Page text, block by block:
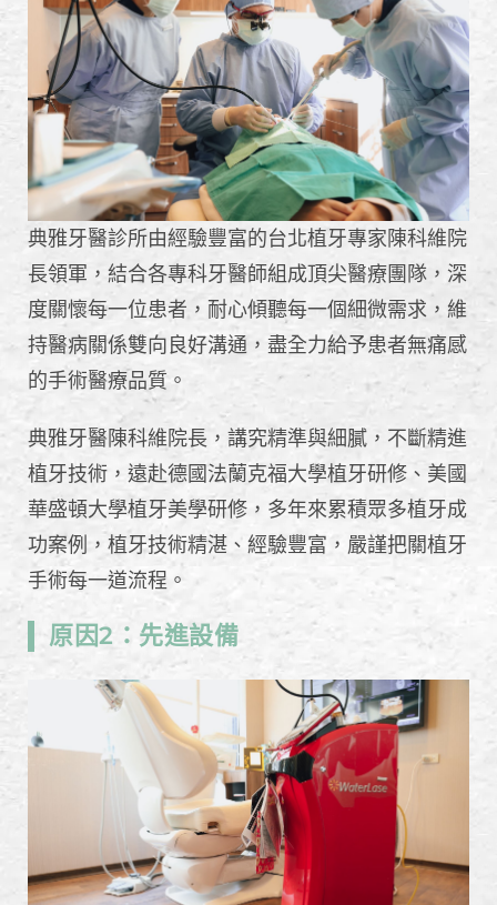
典雅牙醫診所由經驗豐富的台北植牙專家陳科維院
長領軍，結合各專科牙醫師組成頂尖醫療團隊，深
度關懷每一位患者，耐心傾聽每一個細微需求，維
持醫病關係雙向良好溝通，盡全力給予患者無痛感
的手術醫療品質。
典雅牙醫陳科維院長，講究精準與細膩，不斷精進
植牙技術，遠赴德國法蘭克福大學植牙研修、美國
華盛頓大學植牙美學研修，多年來累積眾多植牙成
功案例，植牙技術精湛、經驗豐富，嚴謹把關植牙
手術每一道流程。
原因2：先進設備